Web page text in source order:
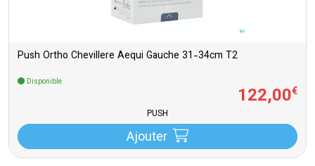
Push Ortho Chevillere Aequi Gauche 31-34cm T2
Disponible
122,00€
PUSH
Ajouter